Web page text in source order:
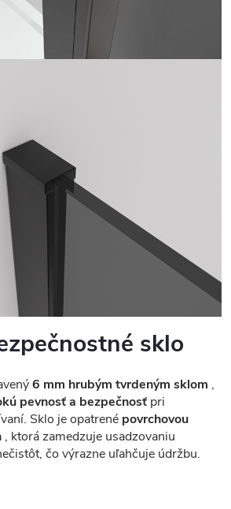
sklo
6 mm hrubým tvrdeným sklom ,
pevnosť a bezpečnosť pri
Sklo je opatrené povrchovou
, ktorá zamedzuje usadzovaniu
čo výrazne uľahčuje údržbu.